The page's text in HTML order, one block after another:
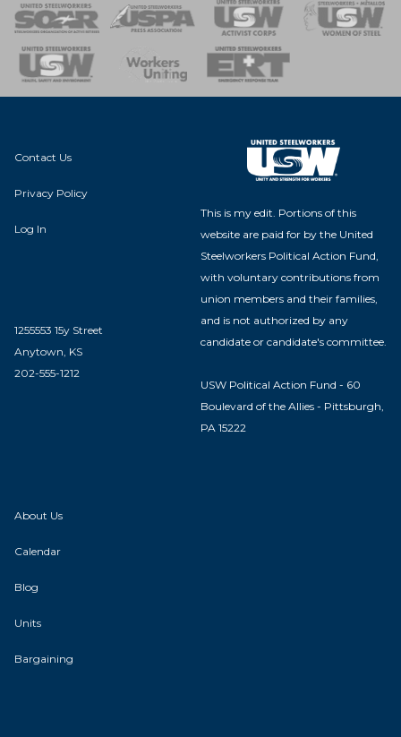
of Steel
Team
Contact Us
Privacy Policy
Log In
1255553 15y Street
Anytown, KS
202-555-1212
This is my edit. Portions of this
website are paid for by the United
Steelworkers Political Action Fund,
with voluntary contributions from
union members and their families,
and is not authorized by any
candidate or candidate's committee.
USW Political Action Fund - 60
Boulevard of the Allies - Pittsburgh,
PA 15222
About Us
Calendar
Blog
Units
Bargaining